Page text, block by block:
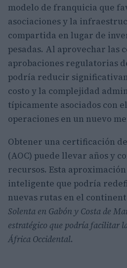
modelo de franquicia que
asociaciones y la
compartida en lugar de
pesadas. Al aprovechar las
aprobaciones regulatorias
podría reducir
costo y la complejidad
típicamente asociados con
operaciones en un nuevo
Obtener una certificación
(AOC) puede llevar años y
recursos. Esta
inteligente que podría
nuevas rutas en el
Solenta en Gabón y Costa de
estratégico que podría facilitar
África Occidental.